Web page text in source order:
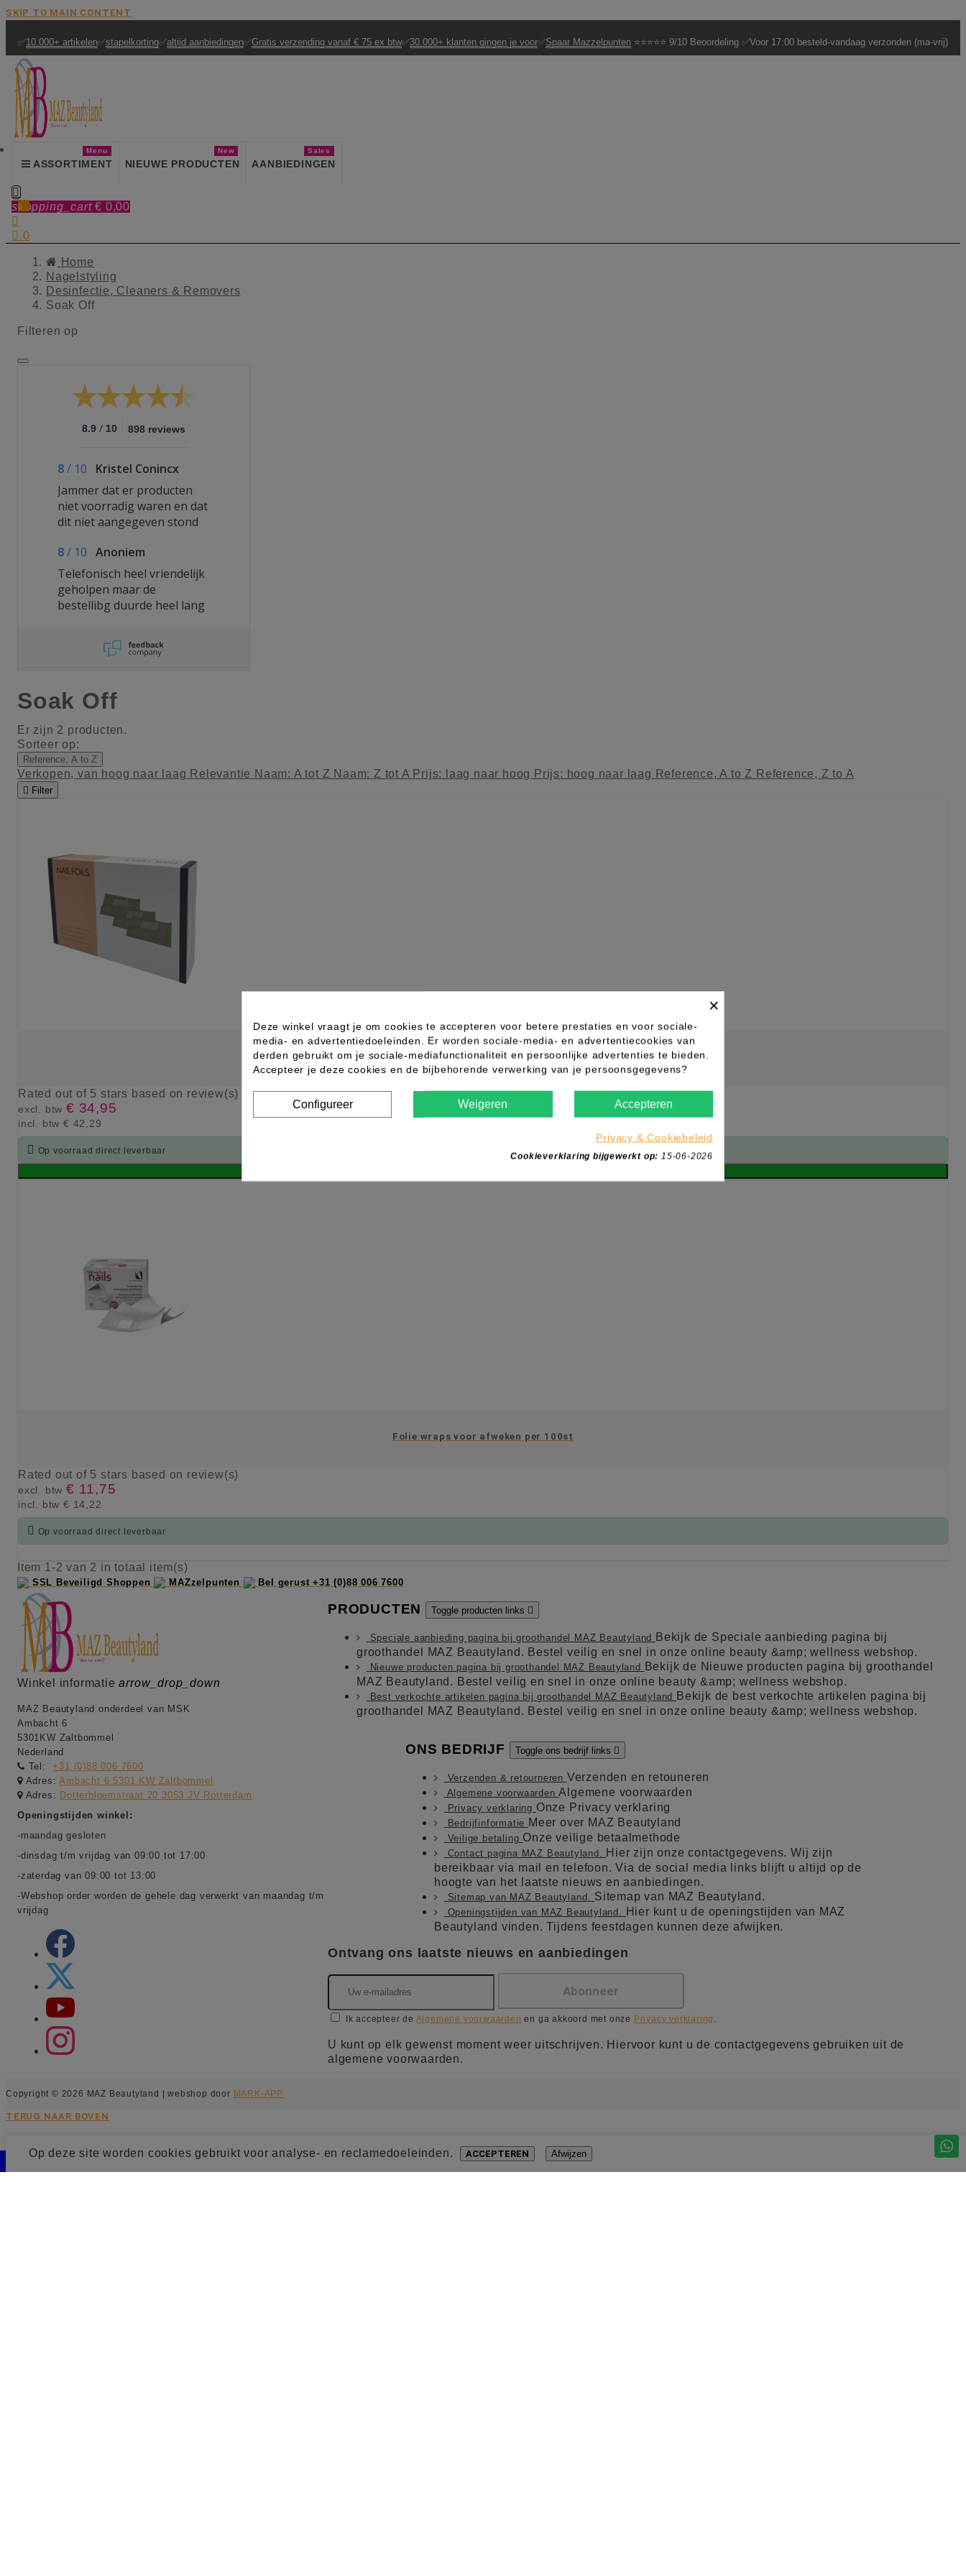
Op deze site worden cookies gebruikt voor analyse- en reclamedoeleinden. ACCEPTEREN Afwijzen
SKIP TO MAIN CONTENT
✅10.000+ artikelen✅stapelkorting✅altijd aanbiedingen✅Gratis verzending vanaf € 75 ex btw✅30.000+ klanten gingen je voor✅Spaar Mazzelpunten ⭐⭐⭐⭐⭐ 9/10 Beoordeling ✅Voor 17:00 besteld-vandaag verzonden (ma-vrij)
ASSORTIMENT
Menu
NIEUWE PRODUCTEN
New
AANBIEDINGEN
Sales

shopping_cart € 0,00
0

 0
Home
Nagelstyling
Desinfectie, Cleaners & Removers
Soak Off
Filteren op
8.9 / 10 898 reviews
8/ 10
Kristel Conincx
Jammer dat er producten
niet voorradig waren en dat
dit niet aangegeven stond
8/ 10 Anoniem
Telefonisch heel vriendelijk
geholpen maar de
bestellibg duurde heel lang
Soak Off
Er zijn 2 producten.
Sorteer op:
Reference, A to Z
Verkopen, van hoog naar laag Relevantie Naam: A tot Z Naam: Z tot A Prijs: laag naar hoog Prijs: hoog naar laag Reference, A to Z Reference, Z to A
 Filter
Nail Foils 500st (voor afweken)
Rated out of 5 stars based on review(s)
excl. btw € 34,95
incl. btw € 42,29
 Op voorraad direct leverbaar
Folie wraps voor afweken per 100st
Rated out of 5 stars based on review(s)
excl. btw € 11,75
incl. btw € 14,22
 Op voorraad direct leverbaar
Item 1-2 van 2 in totaal item(s)
SSL Beveiligd Shoppen MAZzelpunten Bel gerust +31 (0)88 006 7600
Winkel informatie arrow_drop_down
MAZ Beautyland onderdeel van MSK
Ambacht 6
5301KW Zaltbommel
Nederland
Tel:
+31 (0)88 006 7600
Adres:Ambacht 6 5301 KW Zaltbommel
Adres: Dotterbloemstraat 20 3053 JV Rotterdam
Openingstijden winkel:
-maandag gesloten
-dinsdag t/m vrijdag van 09:00 tot 17:00
-zaterdag van 09:00 tot 13:00
-Webshop order worden de gehele dag verwerkt van maandag t/m
vrijdag
PRODUCTEN Toggle producten links 
Speciale aanbieding pagina bij groothandel MAZ Beautyland
Bekijk de Speciale aanbieding pagina bij
groothandel MAZ Beautyland. Bestel veilig en snel in onze online beauty &amp; wellness webshop.
Nieuwe producten pagina bij groothandel MAZ Beautyland
Bekijk de Nieuwe producten pagina bij groothandel
MAZ Beautyland. Bestel veilig en snel in onze online beauty &amp; wellness webshop.
Best verkochte artikelen pagina bij groothandel MAZ Beautyland
Bekijk de best verkochte artikelen pagina bij
groothandel MAZ Beautyland. Bestel veilig en snel in onze online beauty &amp; wellness webshop.
ONS BEDRIJF Toggle ons bedrijf links 
Verzenden & retourneren Verzenden en retouneren
Algemene voorwaardenAlgemene voorwaarden
Privacy verklaring Onze Privacy verklaring
Bedrijfinformatie Meer over MAZ Beautyland
Veilige betaling Onze veilige betaalmethode
Contact pagina MAZ Beautyland. Hier zijn onze contactgegevens. Wij zijn
bereikbaar via mail en telefoon. Via de social media links blijft u altijd op de
hoogte van het laatste nieuws en aanbiedingen.
Sitemap van MAZ Beautyland. Sitemap van MAZ Beautyland.
Openingstijden van MAZ Beautyland.
Hier kunt u de openingstijden van MAZ
Beautyland vinden. Tijdens feestdagen kunnen deze afwijken.
Ontvang ons laatste nieuws en aanbiedingen
Ik accepteer de Algemene voorwaarden en ga akkoord met onze Privacy verklaring .
U kunt op elk gewenst moment weer uitschrijven. Hiervoor kunt u de contactgegevens gebruiken uit de
algemene voorwaarden.
Copyright © 2026 MAZ Beautyland | webshop door MARK-APP
TERUG NAAR BOVEN
×
Deze winkel vraagt je om cookies te accepteren voor betere prestaties en voor sociale-
media- en advertentiedoeleinden. Er worden sociale-media- en advertentiecookies van
derden gebruikt om je sociale-mediafunctionaliteit en persoonlijke advertenties te bieden.
Accepteer je deze cookies en de bijbehorende verwerking van je persoonsgegevens?
Configureer Weigeren Accepteren
Privacy & Cookiebeleid
Cookieverklaring bijgewerkt op: 15-06-2026
Cookie toestemming